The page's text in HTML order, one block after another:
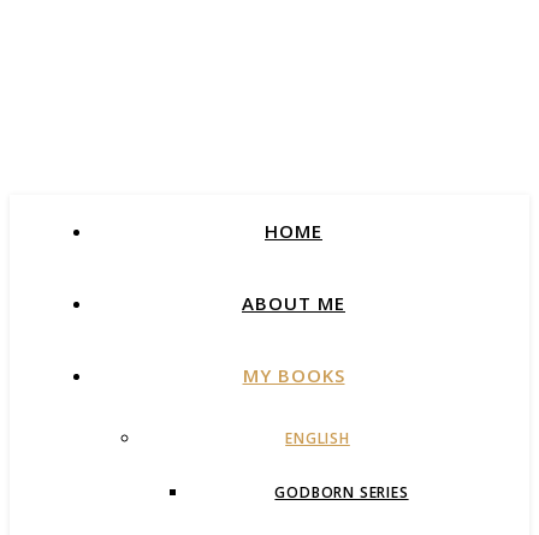
HOME
ABOUT ME
MY BOOKS
ENGLISH
GODBORN SERIES